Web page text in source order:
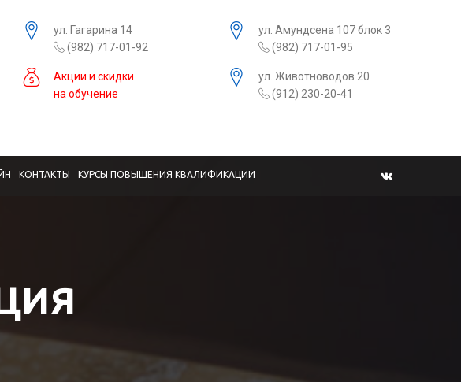
ул. Гагарина 14
(982) 717-01-92
ул. Амундсена 107 блок 3
(982) 717-01-95
Акции и скидки
на обучение
ул. Животноводов 20
(912) 230-20-41
КОНТАКТЫ КУРСЫ ПОВЫШЕНИЯ КВАЛИФИКАЦИИ